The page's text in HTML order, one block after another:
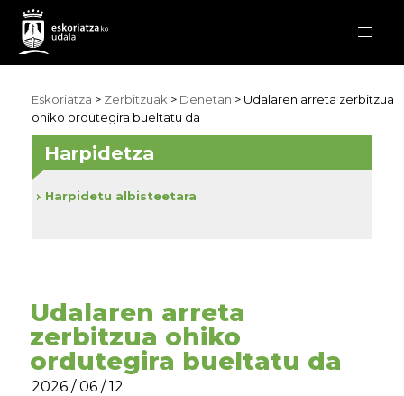
Eskoriatza > Zerbitzuak > Denetan > Udalaren arreta zerbitzua
ohiko ordutegira bueltatu da
Udalaren arreta
zerbitzua ohiko
ordutegira bueltatu da
2026 / 06 / 12
Harpidetza
Harpidetu albisteetara